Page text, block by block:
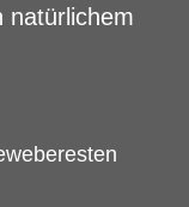
natürlichem